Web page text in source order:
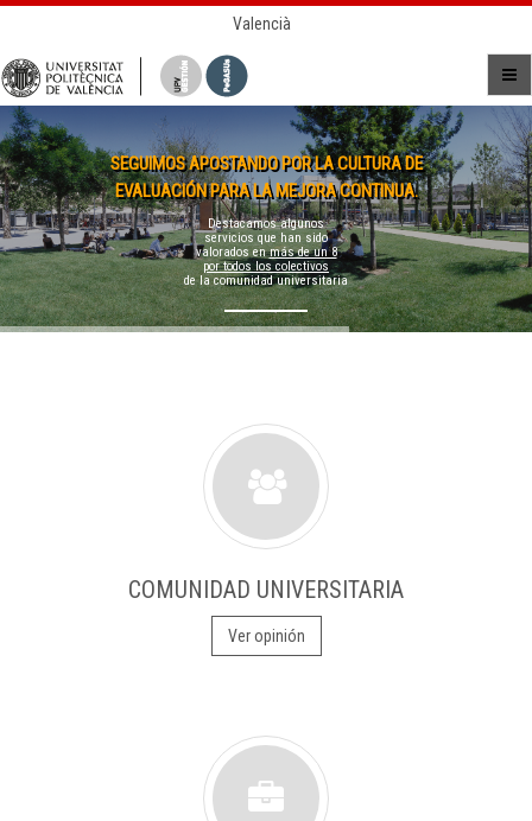
Valencià
SEGUIMOS APOSTANDO POR LA CULTURA DE
EVALUACIÓN PARA LA MEJORA CONTINUA.
Destacamos algunos
servicios que han sido
valorados enmás de un 8
por todos los colectivos
de la comunidad universitaria
COMUNIDAD UNIVERSITARIA
Ver opinión